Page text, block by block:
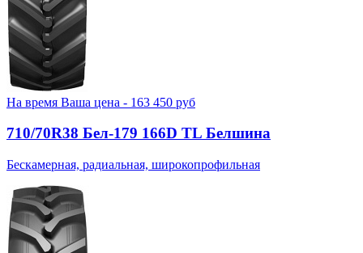
На время Ваша цена - 163 450 руб
710/70R38 Бел-179 166D TL Белшина
Бескамерная, радиальная, широкопрофильная